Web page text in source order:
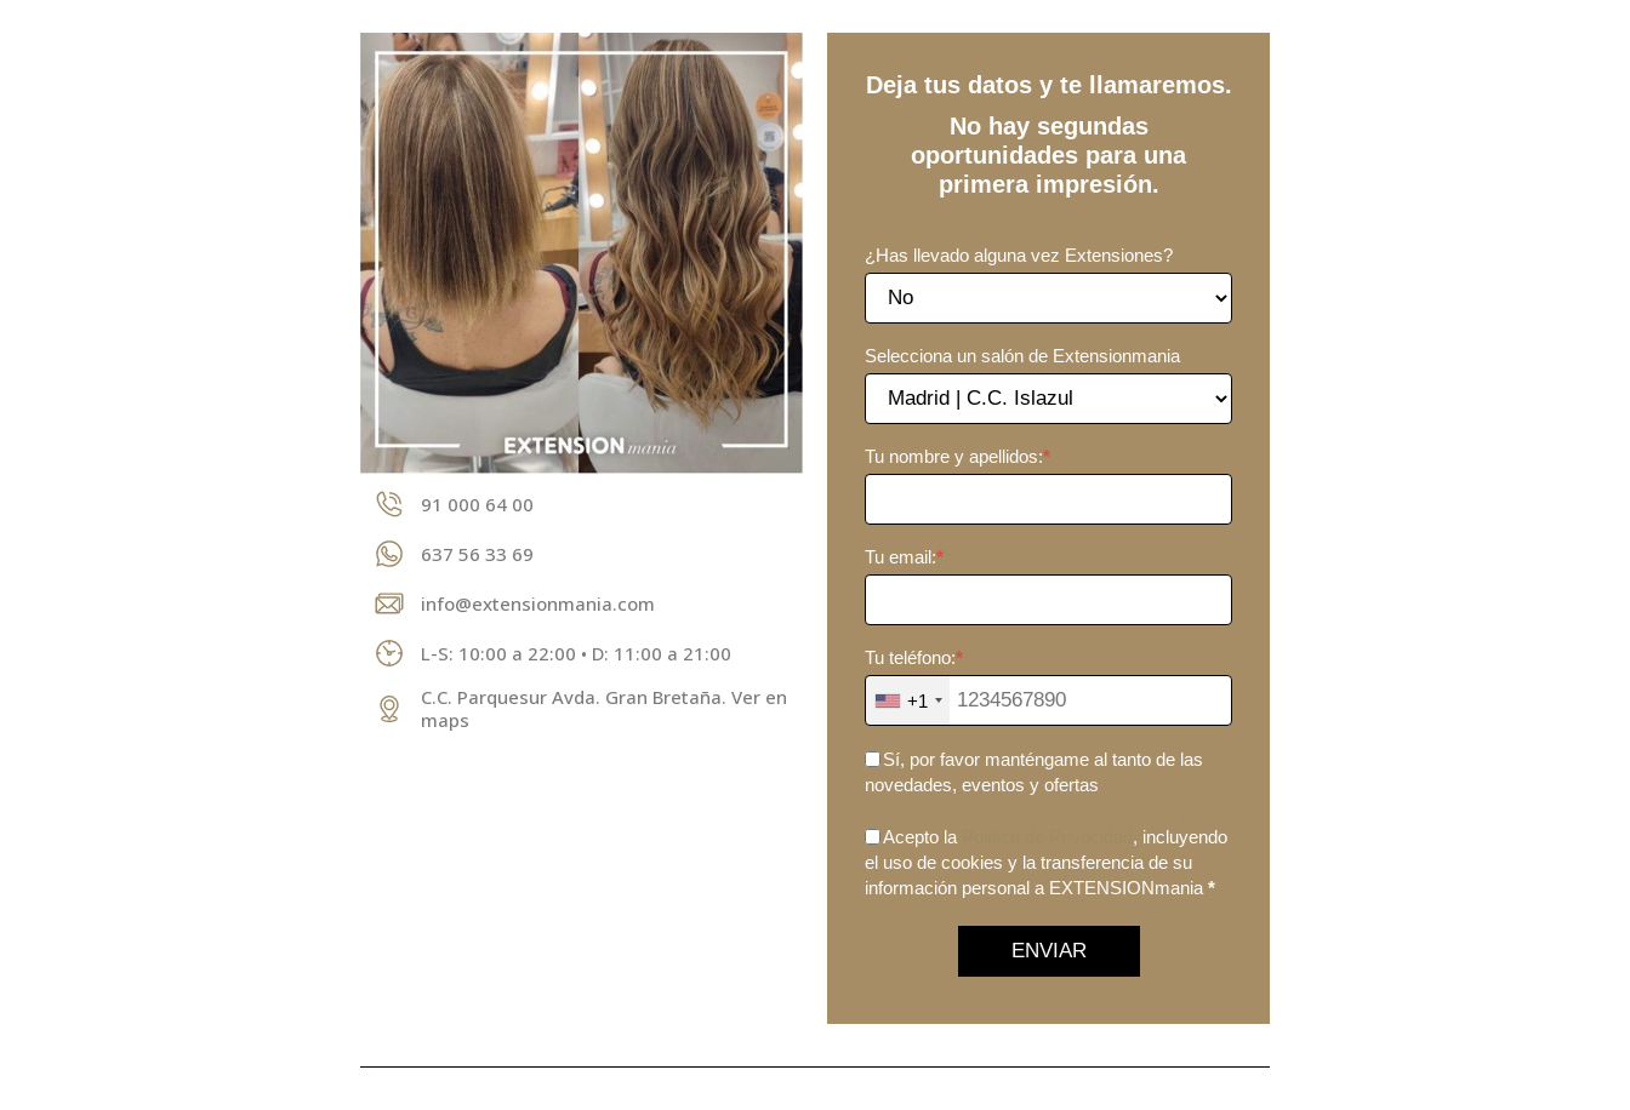
91 000 64 00
637 56 33 69
info@extensionmania.com
L-S: 10:00 a 22:00 • D: 11:00 a 21:00
C.C. Parquesur Avda. Gran Bretaña. Ver en
maps
Deja tus datos y te llamaremos.
No hay segundas
oportunidades para una
primera impresión.
¿Has llevado alguna vez Extensiones?
Selecciona un salón de Extensionmania
Tu nombre y apellidos:*
Tu email:*
Tu teléfono:*
+1
Sí, por favor manténgame al tanto de las
novedades, eventos y ofertas
Acepto la
, incluyendo
el uso de cookies y la transferencia de su
información personal a EXTENSIONmania *
ENVIAR